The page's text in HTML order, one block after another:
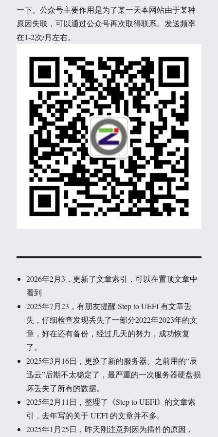
一下。公众号主要作用是为了某一天本网站由于某种
原因失联，可以通过公众号再次取得联系。发送频率
在1-2次/月左右。
2026年2月3，更新了文章索引，可以在置顶文章中
看到
2025年7月23，有朋友提醒 Step to UEFI 有文章丢
失，仔细检查发现丢失了一部分2022年2023年的文
章，好在还有备份，经过几天的努力，成功恢复
了。
2025年3月16日，更换了新的服务器。之前用的“辰
迅云”后期不太稳定了，最严重的一次服务器硬盘损
坏丢失了所有的数据。
2025年2月11日，整理了《Step to UEFI》的文章索
引，去年写的关于 UEFI 的文章并不多。
2025年1月25日，昨天刚注意到因为插件的原因，